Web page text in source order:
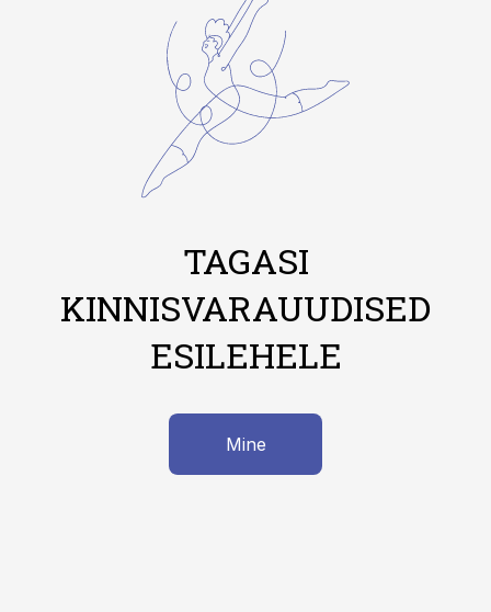
TAGASI
KINNISVARAUUDISED
ESILEHELE
Mine